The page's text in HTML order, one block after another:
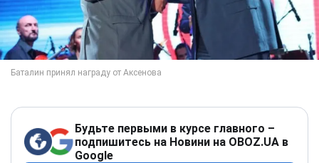
Будьте первыми в курсе главного –
подпишитесь на Новини на OBOZ.UA в
Google